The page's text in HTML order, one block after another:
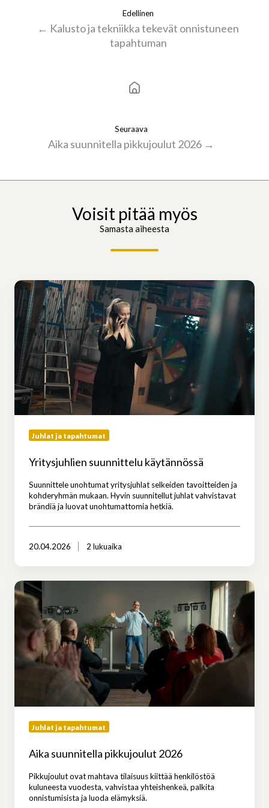
Edellinen
← Kalusto ja tekniikka tekevät onnistuneen
tapahtuman
Seuraava
Aika suunnitella pikkujoulut 2026 →
Voisit pitää myös
Samasta aiheesta
Yritysjuhlien
suunnittelu
käytännössä
Juhlat ja tapahtumat
Yritysjuhlien suunnittelu käytännössä
Suunnittele unohtumat yritysjuhlat selkeiden tavoitteiden ja
kohderyhmän mukaan. Hyvin suunnitellut juhlat vahvistavat
brändiä ja luovat unohtumattomia hetkiä.
20.04.2026 2 lukuaika
Aika
suunnitella
pikkujoulut
Juhlat ja tapahtumat
Aika suunnitella pikkujoulut 2026
Pikkujoulut ovat mahtava tilaisuus kiittää henkilöstöä
kuluneesta vuodesta, vahvistaa yhteishenkeä, palkita
onnistumisista ja luoda elämyksiä.